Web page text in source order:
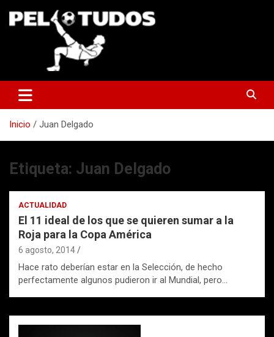
Inicio Juan Delgado
Etiqueta: Juan Delgado
ACTUALIDAD
El 11 ideal de los que se quieren sumar a la
Roja para la Copa América
6 agosto, 2014
Hace rato deberían estar en la Selección, de hecho
perfectamente algunos pudieron ir al Mundial, pero…